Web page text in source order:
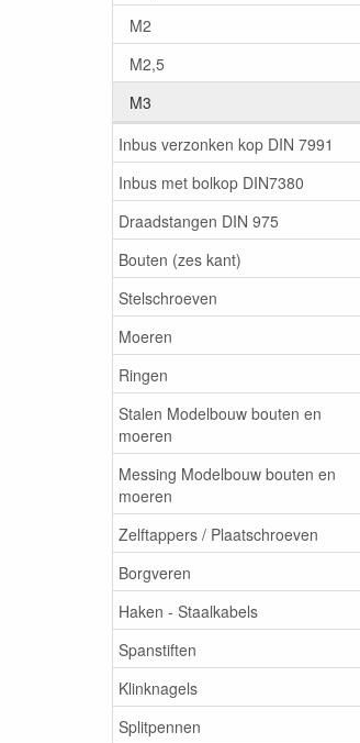
M2
M2,5
M3
Inbus verzonken kop DIN 7991
Inbus met bolkop DIN7380
Draadstangen DIN 975
Bouten (zes kant)
Stelschroeven
Moeren
Ringen
Stalen Modelbouw bouten en
moeren
Messing Modelbouw bouten en
moeren
Zelftappers / Plaatschroeven
Borgveren
Haken - Staalkabels
Spanstiften
Klinknagels
Splitpennen